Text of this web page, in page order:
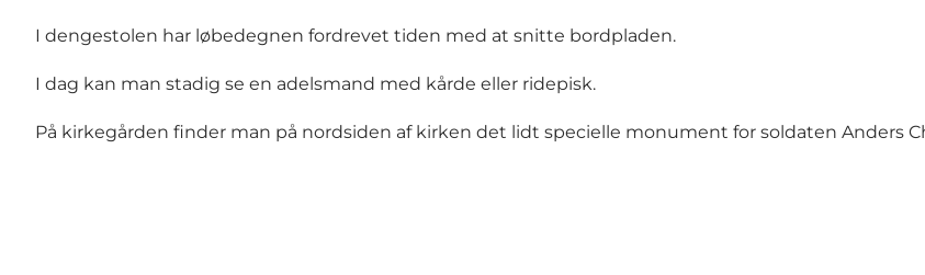
I dengestolen har løbedegnen fordrevet tiden med at snitte bordpladen.
I dag kan man stadig se en adelsmand med kårde eller ridepisk.
På kirkegården finder man på nordsiden af kirken det lidt specielle monument for soldaten Anders